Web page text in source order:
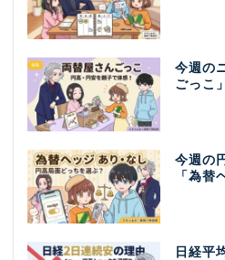
今週の
ごっこ
今週の
「為替
日経平